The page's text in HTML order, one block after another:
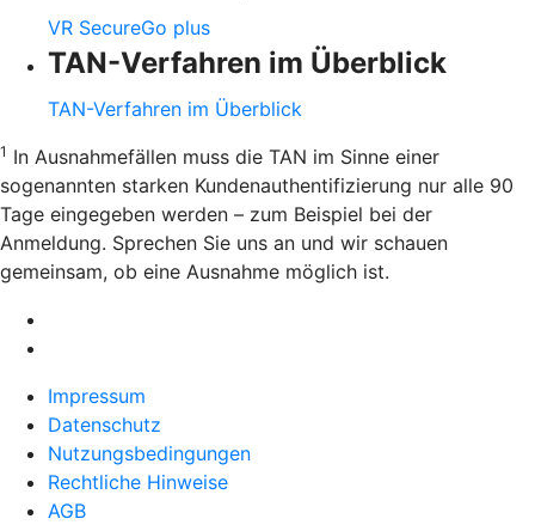
VR SecureGo plus
TAN-Verfahren im Überblick
TAN-Verfahren im Überblick
1 In Ausnahmefällen muss die TAN im Sinne einer
sogenannten starken Kundenauthentifizierung nur alle 90
Tage eingegeben werden – zum Beispiel bei der
Anmeldung. Sprechen Sie uns an und wir schauen
gemeinsam, ob eine Ausnahme möglich ist.
Impressum
Datenschutz
Nutzungsbedingungen
Rechtliche Hinweise
AGB